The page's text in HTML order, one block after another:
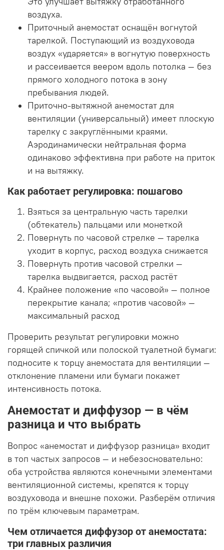
воздуха.
Приточный анемостат оснащён вогнутой
тарелкой. Поступающий из воздуховода
воздух «ударяется» в вогнутую поверхность
и рассеивается веером вдоль потолка — без
прямого холодного потока в зону
пребывания людей.
Приточно-вытяжной анемостат для
вентиляции (универсальный) имеет плоскую
тарелку с закруглёнными краями.
Аэродинамически нейтральная форма
одинаково эффективна при работе на приток
и на вытяжку.
Как работает регулировка: пошагово
Взяться за центральную часть тарелки
(обтекатель) пальцами или монеткой
Повернуть по часовой стрелке — тарелка
уходит в корпус, расход воздуха снижается
Повернуть против часовой стрелки —
тарелка выдвигается, расход растёт
Крайнее положение «по часовой» — полное
перекрытие канала; «против часовой» —
максимальный расход
Проверить результат регулировки можно
горящей спичкой или полоской туалетной бумаги:
подносите к торцу анемостата для вентиляции —
отклонение пламени или бумаги покажет
интенсивность потока.
Анемостат и диффузор — в чём
разница и что выбрать
Вопрос «анемостат и диффузор разница» входит
в топ частых запросов — и небезосновательно:
оба устройства являются конечными элементами
вентиляционной системы, крепятся к торцу
воздуховода и внешне похожи. Разберём отличия
по трём ключевым параметрам.
Чем отличается диффузор от анемостата:
три главных различия